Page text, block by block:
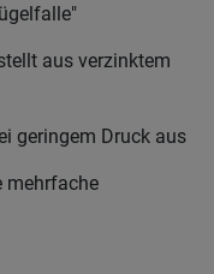
aus verzinktem
geringem Druck aus
mehrfache